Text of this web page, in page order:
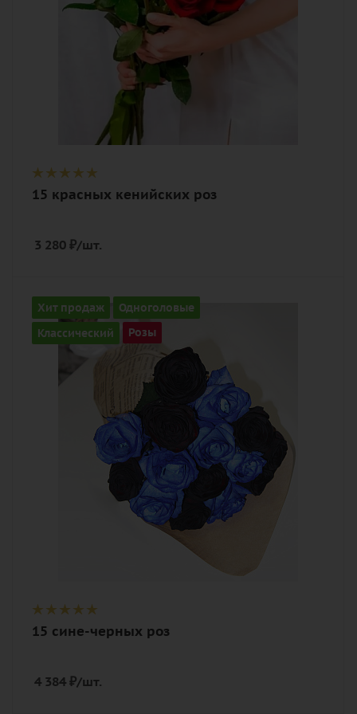
15 красных кенийских роз
3 280 ₽/шт.
Хит продаж
Одноголовые
Классический
Розы
Количество
15
синий, черный
роза, лента, дизайнерская упаковка
15 сине-черных роз
4 384 ₽/шт.